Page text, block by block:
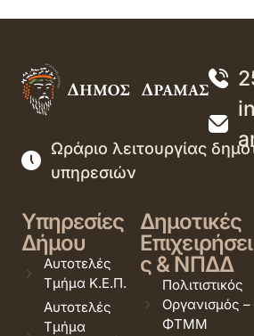
Ωράριο λειτουργίας
υπηρεσιών
Υπηρεσίες
Δήμου
Αυτοτελές
Τμήμα Κ.Ε.Π.
Αυτοτελές
Τμήμα
Δημοτικές
Επιχειρήσει
ς & ΝΠΔΔ
Πολιτιστικός
Οργανισμός –
ΦΤΜΜ